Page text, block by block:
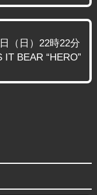
（日）22時22分
BEAR “HERO”